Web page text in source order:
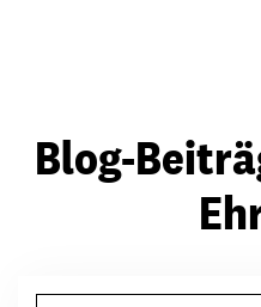
Blog-